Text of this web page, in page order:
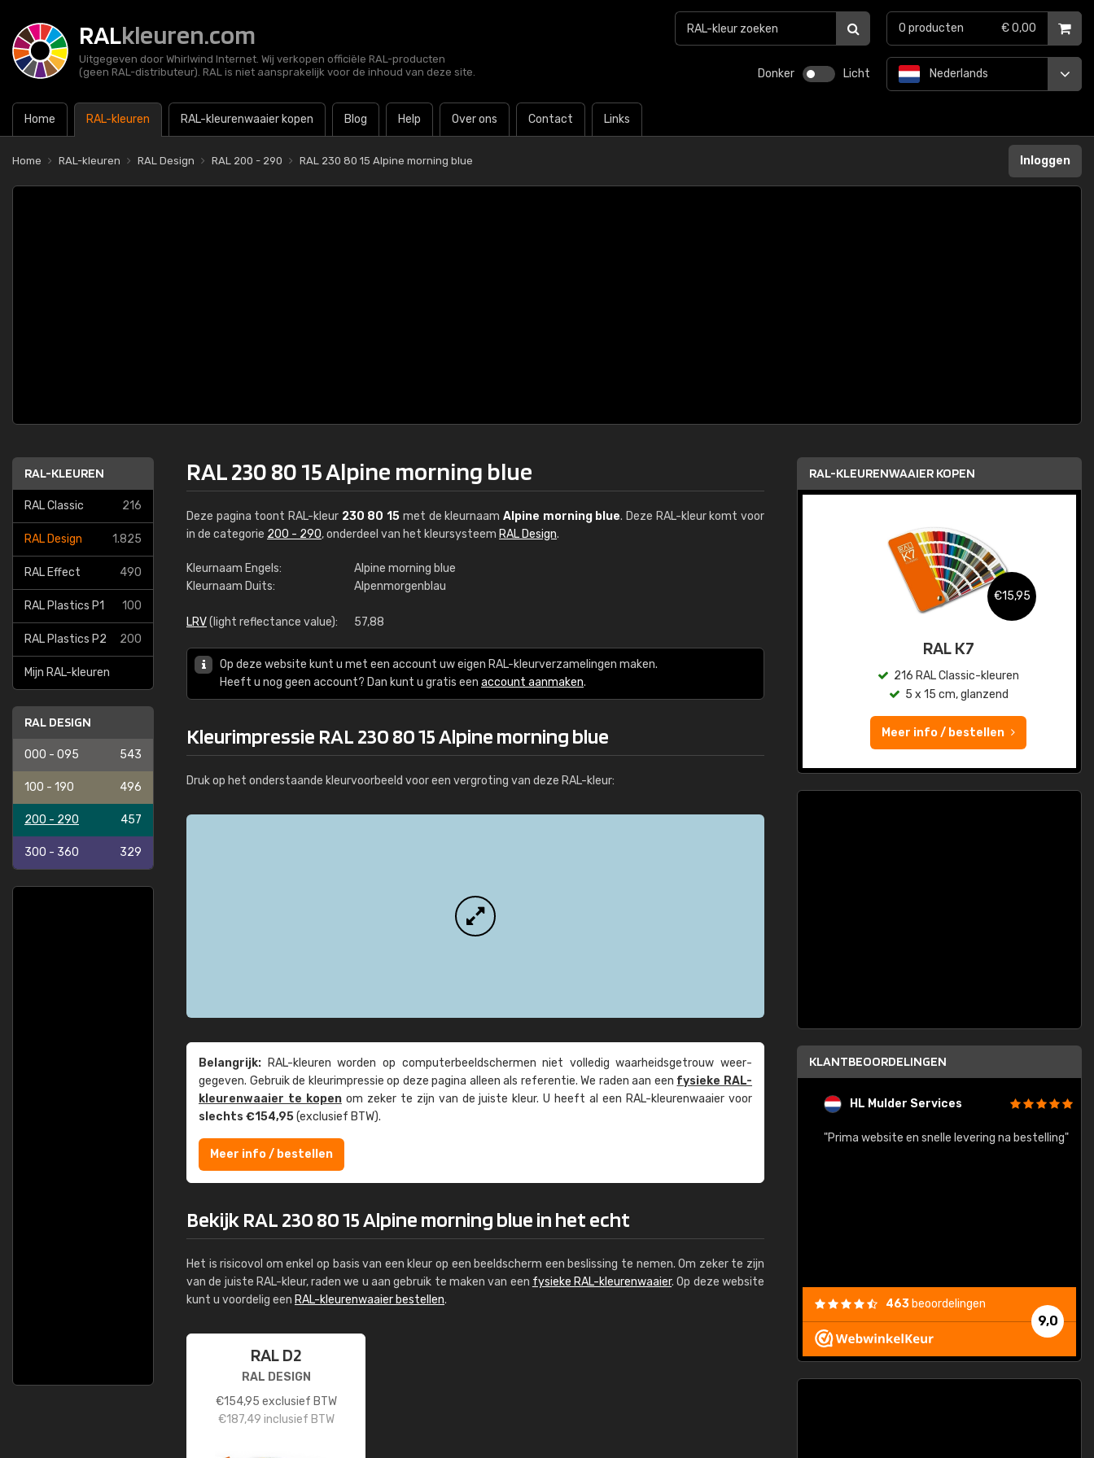
RALkleuren.com
Uitgegeven door Whirlwind Internet. Wij verkopen officiële RAL-producten
(geen RAL-distributeur). RAL is niet aansprakelijk voor de inhoud van deze site.
Donker Licht
Home RAL-kleuren RAL-kleurenwaaier kopen Blog Help Over ons Contact Links
Nederlands
0 producten € 0,00
Home RAL-kleuren RAL Design RAL 200 - 290 RAL 230 80 15 Alpine morning blue Inloggen
RAL-KLEUREN
RAL Classic 216
RAL Design 1.825
RAL Effect 490
RAL Plastics P1 100
RAL Plastics P2 200
Mijn RAL-kleuren
RAL DESIGN
000 - 095 543
100 - 190 496
200 - 290 457
300 - 360 329
RAL 230 80 15 Alpine morning blue
Deze pagina toont RAL-kleur 230 80 15 met de kleurnaam Alpine morning blue. Deze RAL-kleur komt voor
in de categorie 200 - 290, onderdeel van het kleursysteem RAL Design.
Kleurnaam Engels:
Alpine morning blue
Kleurnaam Duits:
Alpenmorgenblau
LRV(light reflectance value): 57,88
Op deze website kunt u met een account uw eigen RAL-kleurverzamelingen maken.
Heeft u nog geen account? Dan kunt u gratis een account aanmaken.
Kleurimpressie RAL 230 80 15 Alpine morning blue
Druk op het onderstaande kleurvoorbeeld voor een vergroting van deze RAL-kleur:
Belangrijk: RAL-kleuren worden op computer­beeld­schermen niet volledig waarheids­­getrouw weer­
gegeven. Gebruik de kleur­impressie op deze pagina alleen als referentie. We raden aan een fysieke RAL-
kleuren­waaier te kopenom zeker te zijn van de juiste kleur. U heeft al een RAL-kleuren­waaier voor
slechts €154,95(exclusief BTW).
Meer info / bestellen
Bekijk RAL 230 80 15 Alpine morning blue in het echt
Het is risicovol om enkel op basis van een kleur op een beeldscherm een beslissing te nemen. Om zeker te zijn
van de juiste RAL-kleur, raden we u aan gebruik te maken van een fysieke RAL-kleurenwaaier. Op deze website
kunt u voordelig een RAL-kleurenwaaier bestellen.
RAL D2
RAL DESIGN
€154,95 exclusief BTW
€187,49 inclusief BTW
RAL-KLEURENWAAIER KOPEN
RAL K7 op waterbasis
Meer info / bestellen
€15,95
RAL K7
216 RAL Classic-kleuren
5 x 15 cm, glanzend
Meer info / bestellen
KLANTBEOORDELINGEN
Kambier BV HL Mulder Services
"Prima website en snelle levering na bestelling"
9,0
463 beoordelingen